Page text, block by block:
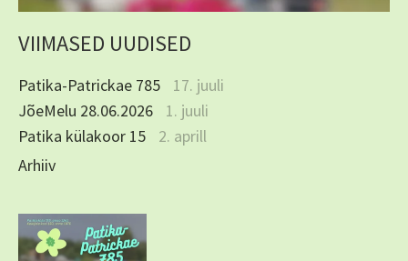
VIIMASED UUDISED
Patika-Patrickae 785
17. juuli
JõeMelu 28.06.2026
1. juuli
Patika külakoor 15
2. aprill
Arhiiv